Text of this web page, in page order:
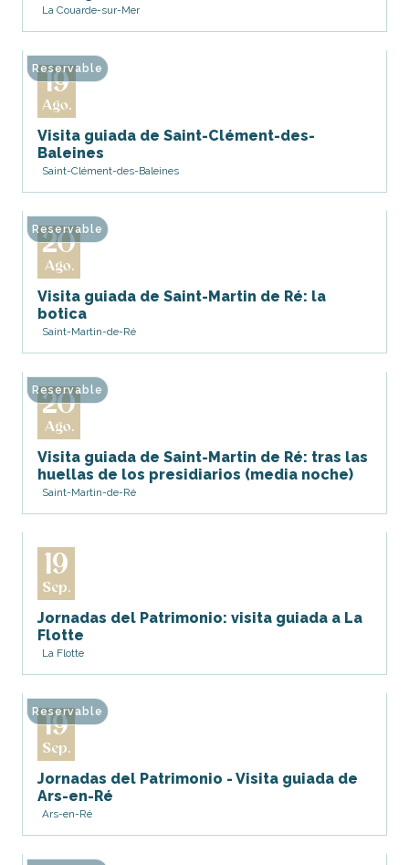
La Couarde-sur-Mer
19
Ago.
Visita guiada de Saint-Clément-des-
Baleines
Saint-Clément-des-Baleines
Reservable
20
Ago.
Visita guiada de Saint-Martin de Ré: la
botica
Saint-Martin-de-Ré
Reservable
20
Ago.
Visita guiada de Saint-Martin de Ré: tras las
huellas de los presidiarios (media noche)
Saint-Martin-de-Ré
Reservable
19
Sep.
Jornadas del Patrimonio: visita guiada a La
Flotte
La Flotte
19
Sep.
Jornadas del Patrimonio - Visita guiada de
Ars-en-Ré
Ars-en-Ré
Reservable